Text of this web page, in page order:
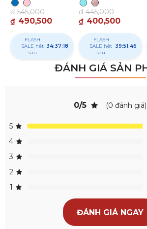
₫ 490,500
₫545,000
FLASH
SALE hết
sau
34:37:17
₫ 400,500
₫445,000
FLASH
SALE hết
sau
39:51:45
ĐÁNH GIÁ SẢN
(0 đánh giá)
0/5
5
4
3
2
1
ĐÁNH GIÁ NGAY